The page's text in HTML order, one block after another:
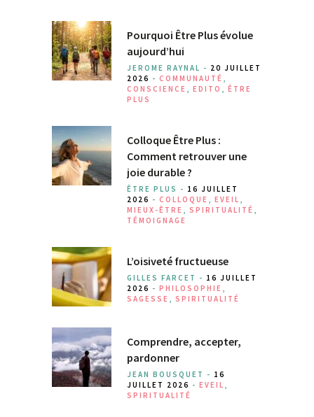
Pourquoi Être Plus évolue
aujourd’hui
JEROME RAYNAL - 20 JUILLET
2026 - COMMUNAUTÉ ,
CONSCIENCE , EDITO , ÊTRE
PLUS
Colloque Être Plus :
Comment retrouver une
joie durable ?
ÊTRE PLUS - 16 JUILLET
2026 - COLLOQUE , EVEIL ,
MIEUX-ÊTRE , SPIRITUALITÉ ,
TÉMOIGNAGE
L’oisiveté fructueuse
GILLES FARCET - 16 JUILLET
2026 - PHILOSOPHIE ,
SAGESSE , SPIRITUALITÉ
Comprendre, accepter,
pardonner
JEAN BOUSQUET - 16
JUILLET 2026 - EVEIL ,
SPIRITUALITÉ